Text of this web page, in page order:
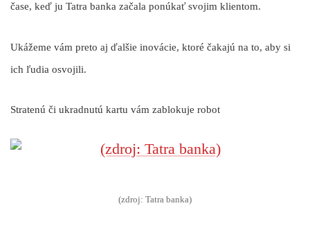
čase, keď ju Tatra banka začala ponúkať svojim klientom.
Ukážeme vám preto aj ďalšie inovácie, ktoré čakajú na to, aby si
ich ľudia osvojili.
Stratenú či ukradnutú kartu vám zablokuje robot
(zdroj: Tatra banka)